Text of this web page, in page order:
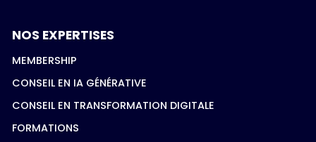
NOS EXPERTISES
MEMBERSHIP
CONSEIL EN IA GÉNÉRATIVE
CONSEIL EN TRANSFORMATION DIGITALE
FORMATIONS